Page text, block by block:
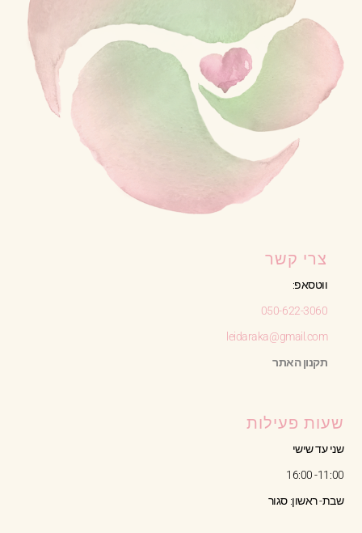
צרי קשר
ווטסאפ:
050-622-3060
leidaraka@gmail.com
תקנון האתר
שעות פעילות
שני עד שישי
11:00- 16:00
שבת- ראשון: סגור